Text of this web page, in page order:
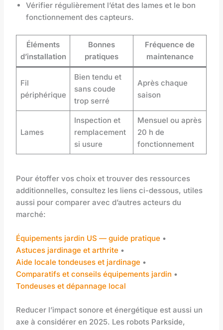
Vérifier régulièrement l’état des lames et le bon
fonctionnement des capteurs.
Éléments
d’installation
Bonnes
pratiques
Fréquence de
maintenance
Fil
périphérique
Bien tendu et
sans coude
trop serré
Après chaque
saison
Lames
Inspection et
remplacement
si usure
Mensuel ou après
20 h de
fonctionnement
Pour étoffer vos choix et trouver des ressources
additionnelles, consultez les liens ci-dessous, utiles
aussi pour comparer avec d’autres acteurs du
marché:
Équipements jardin US — guide pratique •
Astuces jardinage et arthrite •
Aide locale tondeuses et jardinage •
Comparatifs et conseils équipements jardin •
Tondeuses et dépannage local
Reducer l’impact sonore et énergétique est aussi un
axe à considérer en 2025. Les robots Parkside,